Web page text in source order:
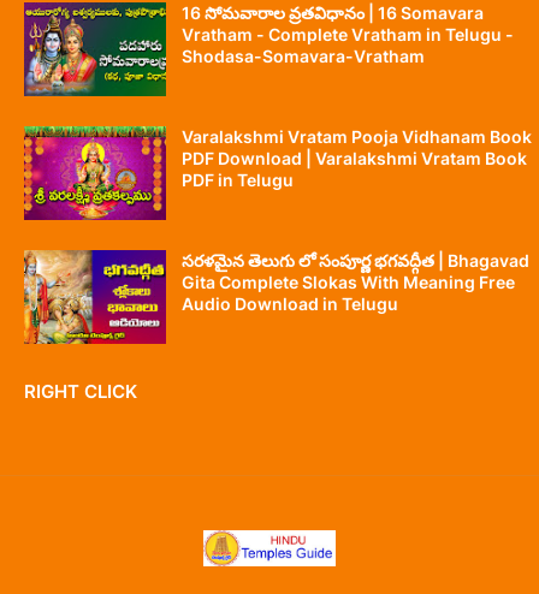
16 సోమవారాల వ్రతవిధానం | 16 Somavara
Vratham - Complete Vratham in Telugu -
Shodasa-Somavara-Vratham
Varalakshmi Vratam Pooja Vidhanam Book
PDF Download | Varalakshmi Vratam Book
PDF in Telugu
సరళమైన తెలుగు లో సంపూర్ణ భగవద్గీత | Bhagavad
Gita Complete Slokas With Meaning Free
Audio Download in Telugu
RIGHT CLICK